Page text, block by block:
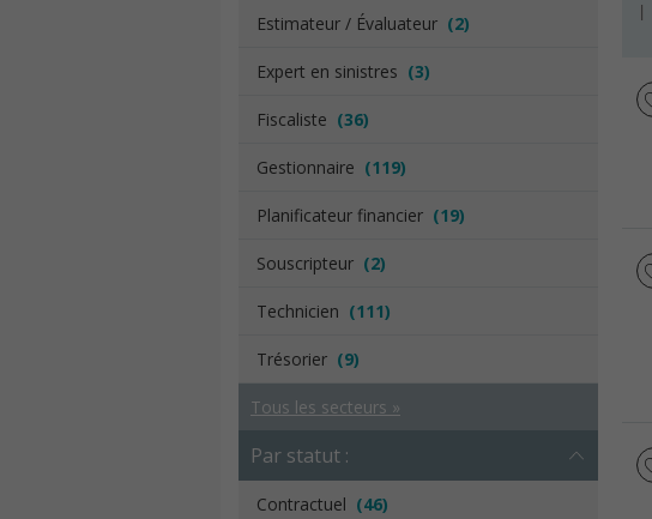
Estimateur / Évaluateur (2)
Expert en sinistres (3)
Fiscaliste (36)
Gestionnaire (119)
Planificateur financier (19)
Souscripteur (2)
Technicien (111)
Trésorier (9)
Tous les secteurs »
Par statut :
Contractuel (46)